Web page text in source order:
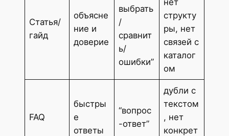
Статья/
гайд
объясне
ние и
доверие
выбрать
/
сравнит
ь/
ошибки”
структу
ры, нет
связей с
каталог
ом
FAQ
быстры
е
ответы
“вопрос
-ответ”
дубли с
текстом
, нет
конкрет